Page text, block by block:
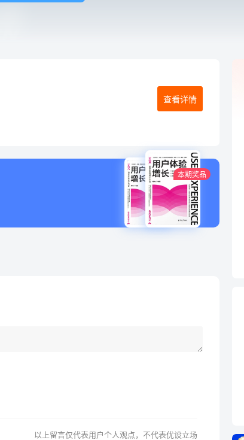
查看详情
本期奖品
以上留言仅代表用户个人观点，不代表优设立场